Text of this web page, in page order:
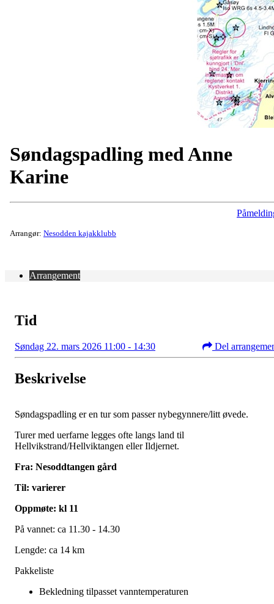
Søndagspadling med Anne
Karine
Arrangør: Nesodden kajakklubb
Arrangement
Tid
Søndag 22. mars 2026 11:00 - 14:30 Del
Beskrivelse
Søndagspadling er en tur som passer nybegynnere/litt øvede.
Turer med uerfarne legges ofte langs land til
Hellvikstrand/Hellviktangen eller Ildjernet.
Fra: Nesoddtangen gård
Til: varierer
Oppmøte: kl 11
På vannet: ca 11.30 - 14.30
Lengde: ca 14 km
Pakkeliste
Bekledning tilpasset vanntemperaturen